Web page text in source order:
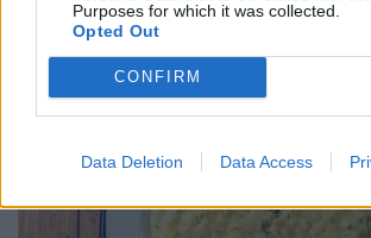
Purposes for which it was collected.
Opted Out
CONFIRM
Data Deletion Data Access
A következő napokban nyolc megye
településén lesznek kezelések.